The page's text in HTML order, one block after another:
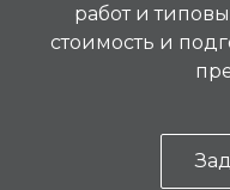
работ и
стоимость и